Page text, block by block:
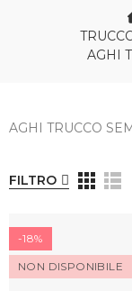
AGHI
AGHI TRUCCO
FILTRO
-18%
NON DISPONIBILE